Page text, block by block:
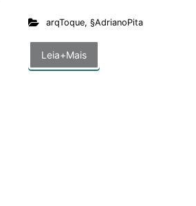
arqToque, §AdrianoPita
Leia+Mais